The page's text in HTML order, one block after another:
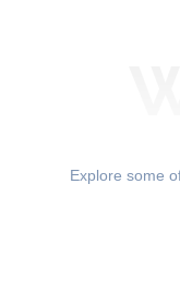
Explore some